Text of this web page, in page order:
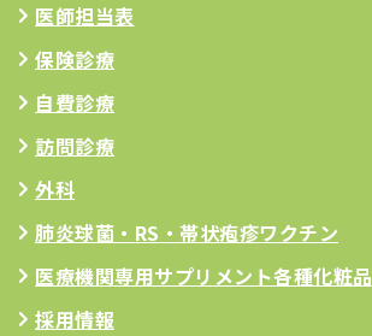
医師担当表
保険診療
自費診療
訪問診療
外科
肺炎球菌・RS ・帯状疱疹ワクチン
医療機関専用サプリメント各種化粧品
採用情報